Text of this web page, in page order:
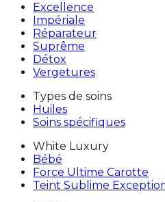
Excellence
Impériale
Réparateur
Suprême
Détox
Vergetures
Types de soins
Huiles
Soins spécifiques
White Luxury
Bébé
Force Ultime Carotte
Teint Sublime